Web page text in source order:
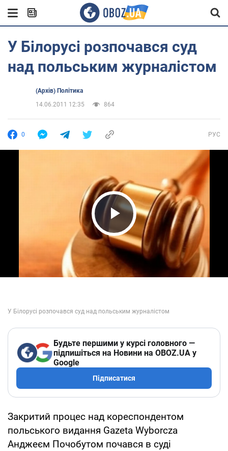
У Білорусі розпочався суд
над польським журналістом
(Архів) Політика
14.06.2011 12:35
864
0 РУС
Play Video
Будьте першими у курсі головного —
підпишіться на Новини на OBOZ.UA у
Google
Підписатися
Закритий процес над кореспондентом
польського видання Gazeta Wyborcza
Анджеєм Почобутом почався в суді